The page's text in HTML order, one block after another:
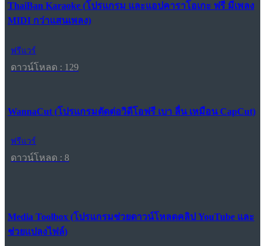
ThaiBan Karaoke (โปรแกรม และแอปคาราโอเกะ ฟรี มีเพลง
MIDI กว่าแสนเพลง)
ฟรีแวร์
ดาวน์โหลด : 129
WannaCut (โปรแกรมตัดต่อวิดีโอฟรี เบา ลื่น เหมือน CapCut)
ฟรีแวร์
ดาวน์โหลด : 8
Media Toolbox (โปรแกรมช่วยดาวน์โหลดคลิป YouTube และ
ช่วยแปลงไฟล์)